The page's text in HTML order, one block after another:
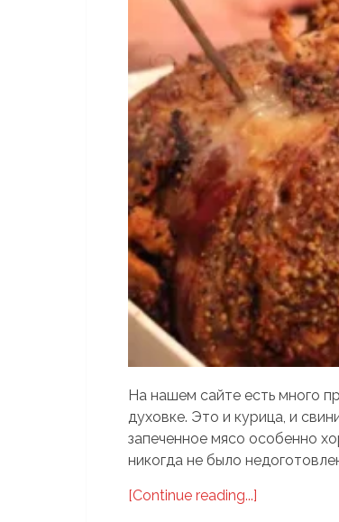
На нашем сайте есть много
духовке. Это и курица, и
запеченное мясо особенно
никогда не было
[Continue reading...]